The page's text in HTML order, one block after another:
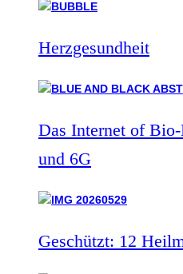
Herzgesundheit
Das Internet of
und 6G
Geschützt: 12